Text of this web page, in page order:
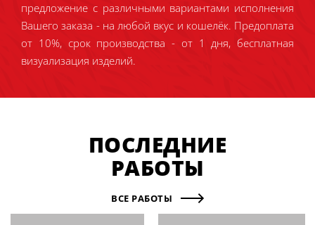
предложение с различными вариантами исполнения
Вашего заказа - на любой вкус и кошелёк. Предоплата
от 10%, срок производства - от 1 дня, бесплатная
визуализация изделий.
ПОСЛЕДНИЕ
РАБОТЫ
ВСЕ РАБОТЫ